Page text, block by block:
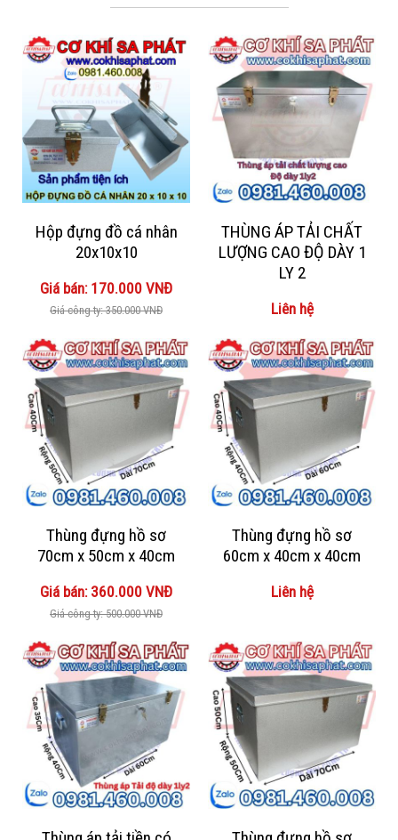
Hộp đựng đồ cá nhân
20x10x10
Giá bán: 170.000 VNĐ
Giá công ty: 350.000 VNĐ
THÙNG ÁP TẢI CHẤT
LƯỢNG CAO ĐỘ DÀY 1
LY 2
Liên hệ
Thùng đựng hồ sơ
70cm x 50cm x 40cm
Giá bán: 360.000 VNĐ
Giá công ty: 500.000 VNĐ
Thùng đựng hồ sơ
60cm x 40cm x 40cm
Liên hệ